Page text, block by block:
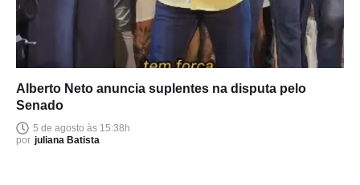
Alberto Neto anuncia suplentes na disputa pelo
Senado
5 de agosto às 15:38h
por juliana Batista